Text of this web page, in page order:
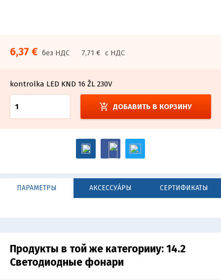
6,37 € без НДС 7,71 € с НДС
kontrolka LED KND 16 ŽL 230V
add_shopping_cart ДОБАВИТЬ В КОРЗИНУ
ПАРАМЕТРЫ АКСЕССУА́РЫ СЕРТИФИКАТЫ
Продукты в той же категорииy:14.2
Светодиодные фонари